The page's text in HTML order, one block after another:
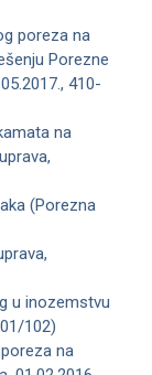
poreza na
Porezne
410-
na
(Porezna
u inozemstvu
102)
na